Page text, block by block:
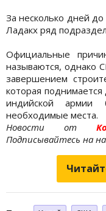
За несколько дней
Ладакх ряд
Официальные
называются, однако
завершением
которая
индийской армии
необходимые места.
Новости от
Подписывайтесь на